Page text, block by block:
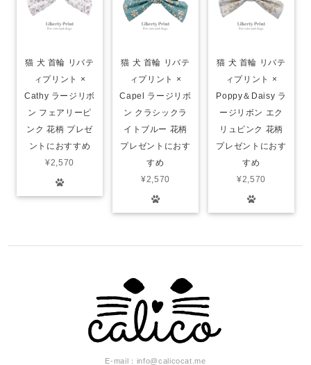
猫 犬 首輪 リバテ
ィプリント ×
Cathy ラージリボ
ン フェアリーピ
ンク 花柄 プレゼ
ントにおすすめ
¥2,570
猫 犬 首輪 リバテ
ィプリント ×
Capel ラージリボ
ン クラシックラ
イトブルー 花柄
プレゼントにおす
すめ
¥2,570
猫 犬 首輪 リバテ
ィプリント ×
Poppy＆Daisy ラ
ージリボン エク
リュピンク 花柄
プレゼントにおす
すめ
¥2,570
E-mail： info@calicocat.me